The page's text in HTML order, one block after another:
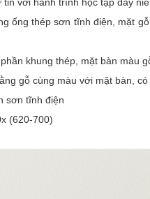
ống thép sơn tĩnh điện, mặt
khung thép, mặt bàn màu
gỗ cùng màu với mặt bàn,
sơn tĩnh điện
(620-700)